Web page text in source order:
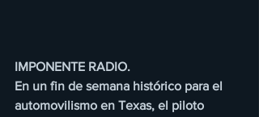
IMPONENTE RADIO.
En un fin de semana histórico para el
automovilismo en Texas, el piloto